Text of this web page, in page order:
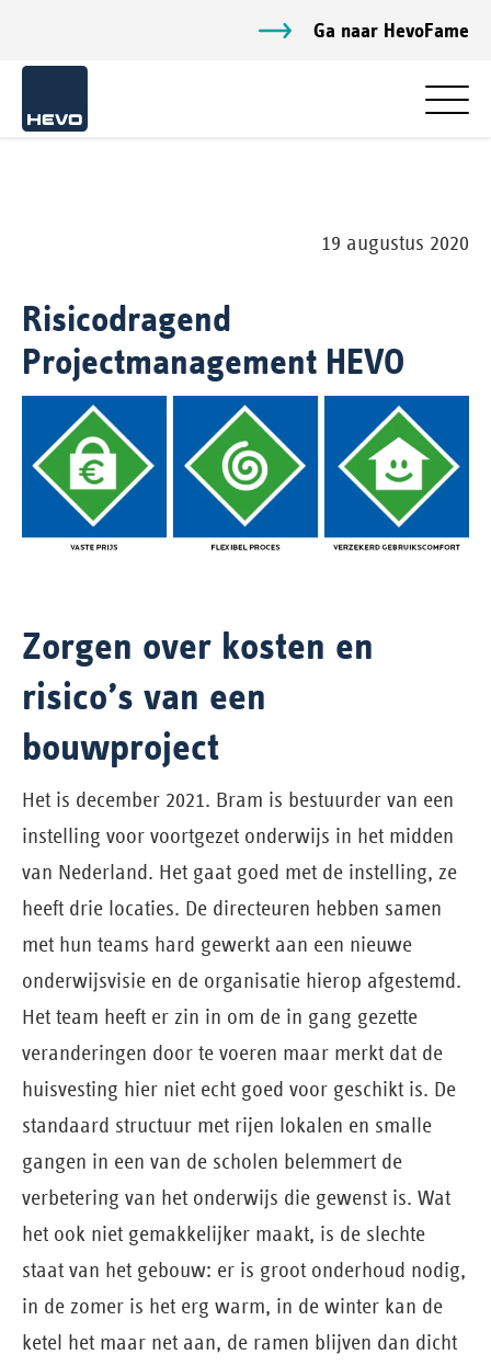
Ga naar HevoFame
19 augustus 2020
Risicodragend
Projectmanagement HEVO
Zorgen over kosten en
risico’s van een
bouwproject
Het is december 2021. Bram is bestuurder van een
instelling voor voortgezet onderwijs in het midden
van Nederland. Het gaat goed met de instelling, ze
heeft drie locaties. De directeuren hebben samen
met hun teams hard gewerkt aan een nieuwe
onderwijsvisie en de organisatie hierop afgestemd.
Het team heeft er zin in om de in gang gezette
veranderingen door te voeren maar merkt dat de
huisvesting hier niet echt goed voor geschikt is. De
standaard structuur met rijen lokalen en smalle
gangen in een van de scholen belemmert de
verbetering van het onderwijs die gewenst is. Wat
het ook niet gemakkelijker maakt, is de slechte
staat van het gebouw: er is groot onderhoud nodig,
in de zomer is het erg warm, in de winter kan de
ketel het maar net aan, de ramen blijven dan dicht